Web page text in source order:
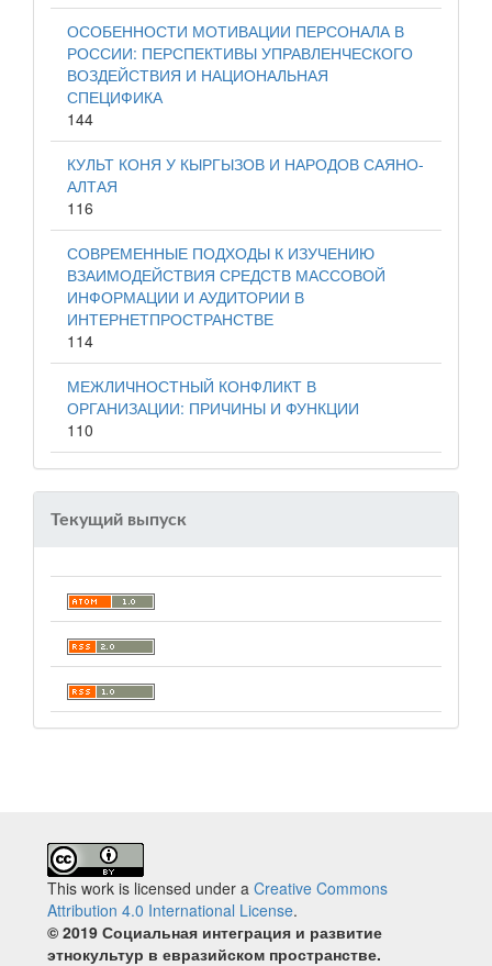
ОСОБЕННОСТИ МОТИВАЦИИ ПЕРСОНАЛА В
РОССИИ: ПЕРСПЕКТИВЫ УПРАВЛЕНЧЕСКОГО
ВОЗДЕЙСТВИЯ И НАЦИОНАЛЬНАЯ
СПЕЦИФИКА
144
КУЛЬТ КОНЯ У КЫРГЫЗОВ И НАРОДОВ САЯНО-
АЛТАЯ
116
СОВРЕМЕННЫЕ ПОДХОДЫ К ИЗУЧЕНИЮ
ВЗАИМОДЕЙСТВИЯ СРЕДСТВ МАССОВОЙ
ИНФОРМАЦИИ И АУДИТОРИИ В
ИНТЕРНЕТПРОСТРАНСТВЕ
114
МЕЖЛИЧНОСТНЫЙ КОНФЛИКТ В
ОРГАНИЗАЦИИ: ПРИЧИНЫ И ФУНКЦИИ
110
Текущий выпуск
This work is licensed under a Creative Commons
Attribution 4.0 International License.
© 2019 Социальная интеграция и развитие
этнокультур в евразийском пространстве.